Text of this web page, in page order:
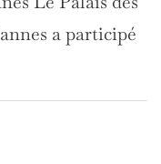
a participé